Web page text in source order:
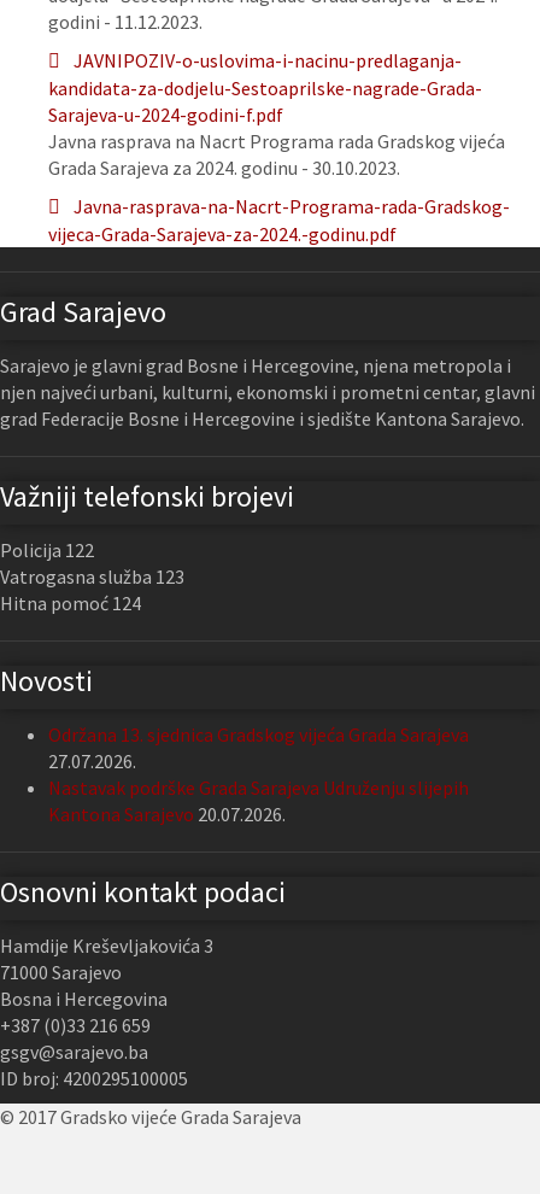
godini - 11.12.2023.
JAVNIPOZIV-o-uslovima-i-nacinu-predlaganja-
kandidata-za-dodjelu-Sestoaprilske-nagrade-Grada-
Sarajeva-u-2024-godini-f.pdf
Javna rasprava na Nacrt Programa rada Gradskog vijeća
Grada Sarajeva za 2024. godinu - 30.10.2023.
Javna-rasprava-na-Nacrt-Programa-rada-Gradskog-
vijeca-Grada-Sarajeva-za-2024.-godinu.pdf
Grad Sarajevo
Sarajevo je glavni grad Bosne i Hercegovine, njena metropola i
njen najveći urbani, kulturni, ekonomski i prometni centar, glavni
grad Federacije Bosne i Hercegovine i sjedište Kantona Sarajevo.
Važniji telefonski brojevi
Policija 122
Vatrogasna služba 123
Hitna pomoć 124
Novosti
Održana 13. sjednica Gradskog vijeća Grada Sarajeva
27.07.2026.
Nastavak podrške Grada Sarajeva Udruženju slijepih
Kantona Sarajevo 20.07.2026.
Osnovni kontakt podaci
Hamdije Kreševljakovića 3
71000 Sarajevo
Bosna i Hercegovina
+387 (0)33 216 659
gsgv@sarajevo.ba
ID broj: 4200295100005
© 2017 Gradsko vijeće Grada Sarajeva